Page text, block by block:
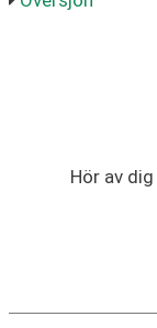
Hör av